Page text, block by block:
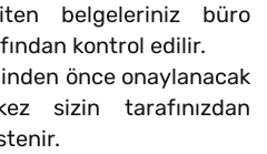
belgeleriniz büro
kontrol edilir.
önce onaylanacak
sizin tarafınızdan